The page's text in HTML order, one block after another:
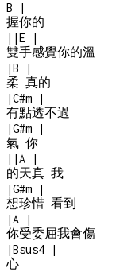
B
|
握你的
| |E
|
雙手感覺你的溫
|B
|
柔 真的
|C#m
|
有點透不過
|G#m
|
氣 你
| |A
|
的天真 我
|G#m
|
想珍惜 看到
|A
|
你受委屈我會傷
|Bsus4
|
心